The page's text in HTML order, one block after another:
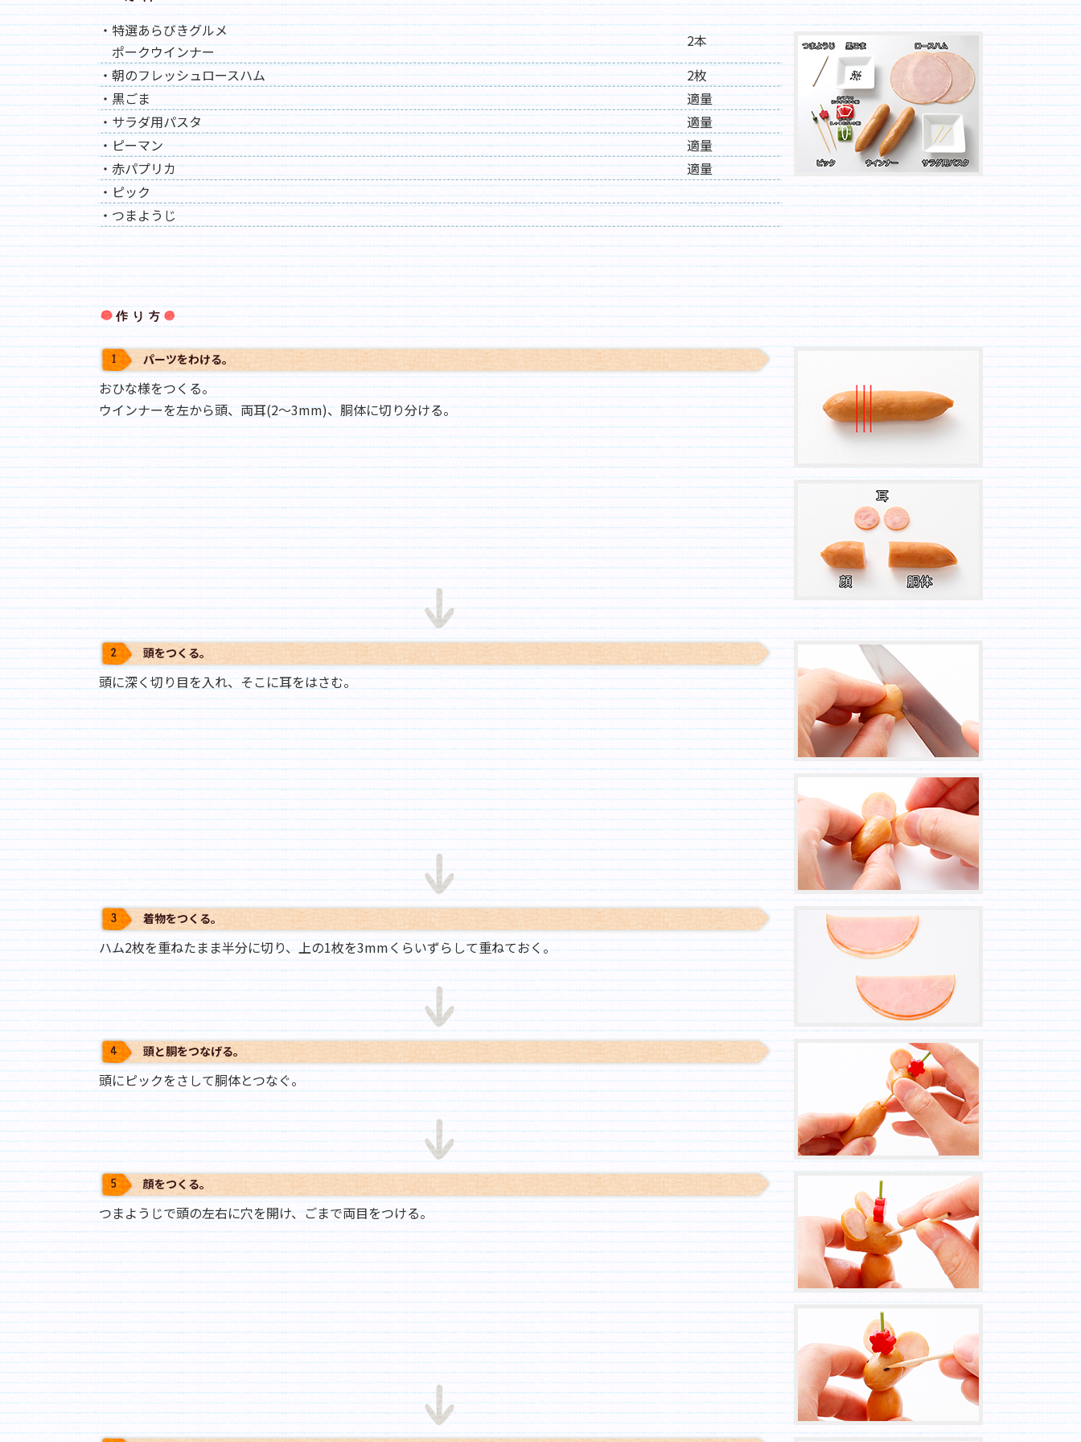
・特選あらびきグルメ
ポークウインナー
2本
・朝のフレッシュロースハム
2枚
・黒ごま
適量
・サラダ用パスタ
適量
・ピーマン
適量
・赤パプリカ
適量
・ピック
・つまようじ
作り方
パーツをわける｡
おひな様をつくる。
ウインナーを左から頭、両耳(2～3mm)、胴体に切り分ける。
頭をつくる｡
頭に深く切り目を入れ、そこに耳をはさむ。
着物をつくる｡
ハム2枚を重ねたまま半分に切り、上の1枚を3mmくらいずらして重ねておく。
頭と胴をつなげる｡
頭にピックをさして胴体とつなぐ。
顔をつくる。
つまようじで頭の左右に穴を開け、ごまで両目をつける。